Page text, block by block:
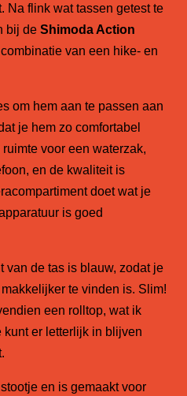
Na flink wat tassen getest te
bij deShimoda Action
van een hike- en
om hem aan te passen aan
je hem zo comfortabel
voor een waterzak,
en de kwaliteit is
doet wat je
is goed
van de tas is blauw, zodat je
te vinden is. Slim!
een rolltop, wat ik
er letterlijk in blijven
en is gemaakt voor